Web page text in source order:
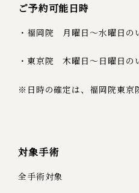
ご予約可能日時
・福岡院 月曜日～水曜日の
・東京院 木曜日～日曜日の
※日時の確定は、福岡院東京
対象手術
全手術対象